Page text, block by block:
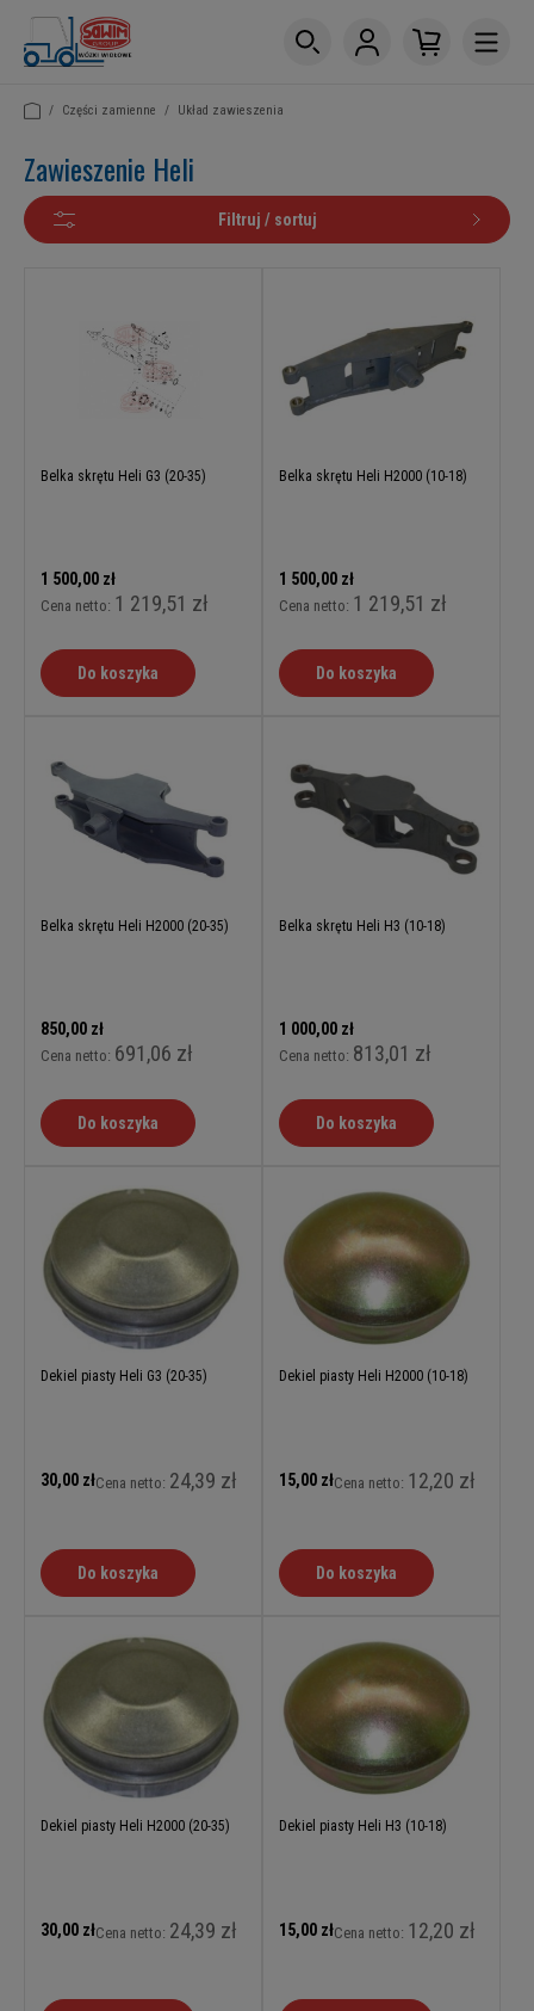
/ Części zamienne / Układ zawieszenia
Zawieszenie Heli
Filtruj / sortuj
Belka skrętu Heli G3 (20-35)
1 500,00 zł
Cena netto: 1 219,51 zł
Do koszyka
Belka skrętu Heli H2000 (10-18)
1 500,00 zł
Cena netto: 1 219,51 zł
Do koszyka
Belka skrętu Heli H2000 (20-35)
850,00 zł
Cena netto: 691,06 zł
Do koszyka
Belka skrętu Heli H3 (10-18)
1 000,00 zł
Cena netto: 813,01 zł
Do koszyka
Dekiel piasty Heli G3 (20-35)
30,00 złCena netto: 24,39 zł
Do koszyka
Dekiel piasty Heli H2000 (10-18)
15,00 złCena netto: 12,20 zł
Do koszyka
Dekiel piasty Heli H2000 (20-35)
30,00 złCena netto: 24,39 zł
Dekiel piasty Heli H3 (10-18)
15,00 złCena netto: 12,20 zł